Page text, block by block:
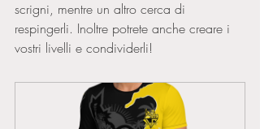
scrigni, mentre un altro cerca di
respingerli. Inoltre potrete anche creare i
vostri livelli e condividerli!